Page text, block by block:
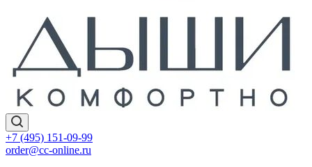
+7 (495) 151-09-99
order@cc-online.ru